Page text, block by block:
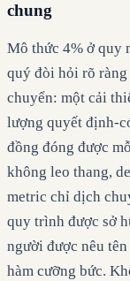
chung
Mô thức 4% ở quy
quý đòi hỏi rõ
chuyển: một cải
lượng quyết định-
đồng đóng được
không leo thang,
metric chỉ dịch
quy trình được sở
người được nêu
hàm cưỡng bức.